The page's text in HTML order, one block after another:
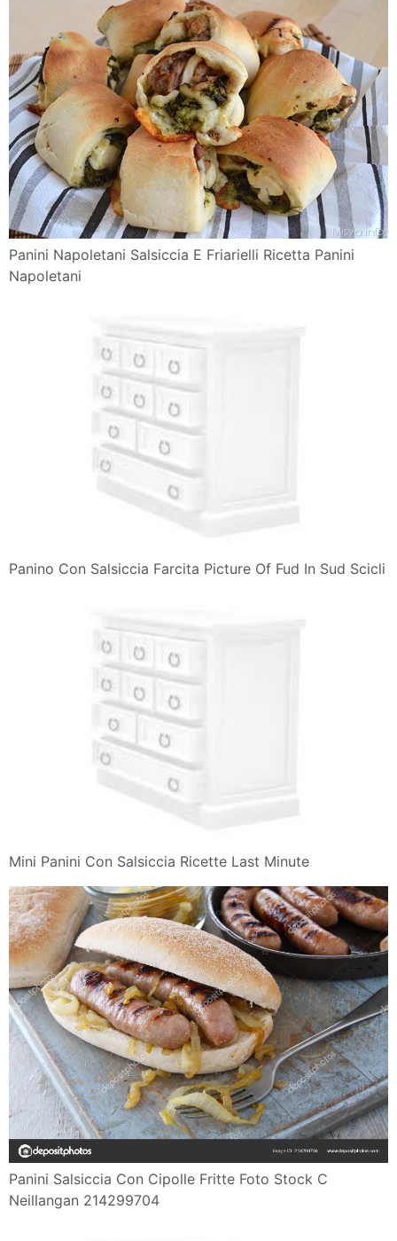
Panini Napoletani Salsiccia E Friarielli Ricetta Panini
Napoletani
Panino Con Salsiccia Farcita Picture Of Fud In Sud Scicli
Mini Panini Con Salsiccia Ricette Last Minute
Panini Salsiccia Con Cipolle Fritte Foto Stock C
Neillangan 214299704